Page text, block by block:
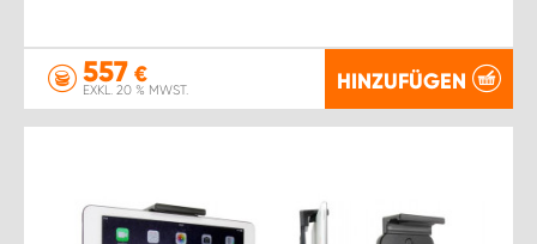
557 €
EXKL. 20 % MWST. HINZUFÜGEN